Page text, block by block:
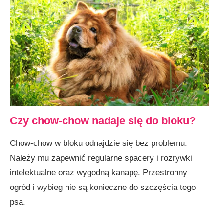
Czy chow-chow nadaje się do bloku?
Chow-chow w bloku odnajdzie się bez problemu.
Należy mu zapewnić regularne spacery i rozrywki
intelektualne oraz wygodną kanapę. Przestronny
ogród i wybieg nie są konieczne do szczęścia tego
psa.